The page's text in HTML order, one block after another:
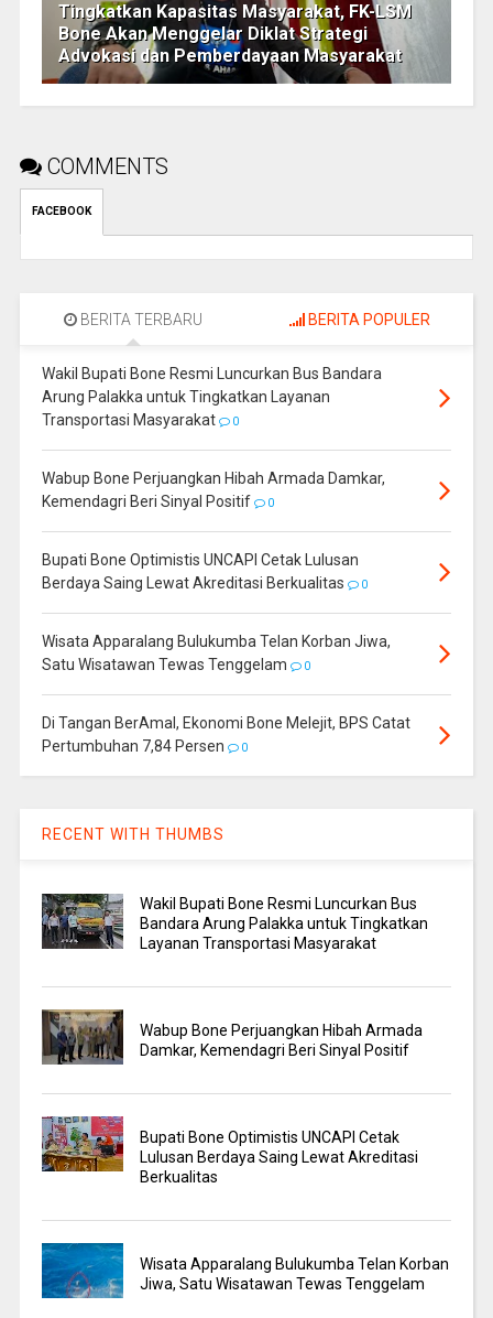
Tingkatkan Kapasitas Masyarakat, FK-LSM
Bone Akan Menggelar Diklat Strategi
Advokasi dan Pemberdayaan Masyarakat
COMMENTS
FACEBOOK
BERITA TERBARU BERITA POPULER
Wakil Bupati Bone Resmi Luncurkan Bus Bandara
Arung Palakka untuk Tingkatkan Layanan
Transportasi Masyarakat
0
Wabup Bone Perjuangkan Hibah Armada Damkar,
Kemendagri Beri Sinyal Positif
0
Bupati Bone Optimistis UNCAPI Cetak Lulusan
Berdaya Saing Lewat Akreditasi Berkualitas
0
Wisata Apparalang Bulukumba Telan Korban Jiwa,
Satu Wisatawan Tewas Tenggelam
0
Di Tangan BerAmal, Ekonomi Bone Melejit, BPS Catat
Pertumbuhan 7,84 Persen
0
RECENT WITH THUMBS
Wakil Bupati Bone Resmi Luncurkan Bus
Bandara Arung Palakka untuk Tingkatkan
Layanan Transportasi Masyarakat
Wabup Bone Perjuangkan Hibah Armada
Damkar, Kemendagri Beri Sinyal Positif
Bupati Bone Optimistis UNCAPI Cetak
Lulusan Berdaya Saing Lewat Akreditasi
Berkualitas
Wisata Apparalang Bulukumba Telan Korban
Jiwa, Satu Wisatawan Tewas Tenggelam